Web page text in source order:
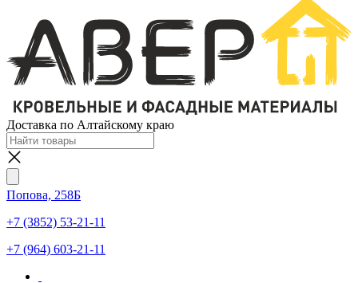
Доставка по Алтайскому краю
Попова, 258Б
+7 (3852) 53-21-11
+7 (964) 603-21-11